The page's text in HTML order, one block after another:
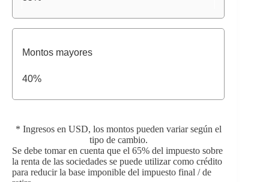
Montos mayores
40%
* Ingresos en USD, los montos pueden variar según el
tipo de cambio.
Se debe tomar en cuenta que el 65% del impuesto sobre
la renta de las sociedades se puede utilizar como crédito
para reducir la base imponible del impuesto final / de